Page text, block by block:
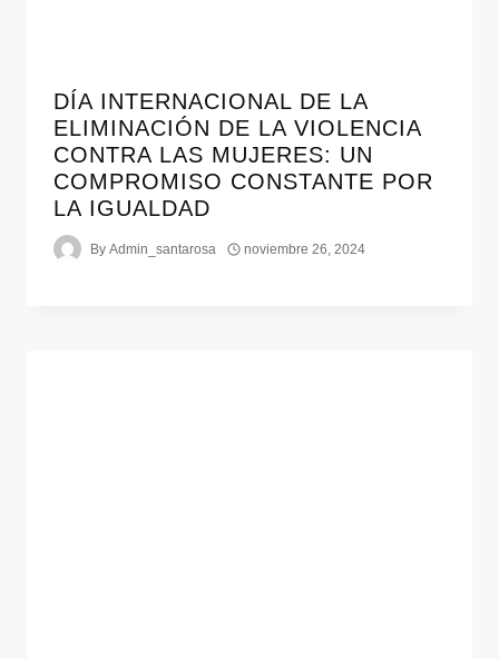
DÍA INTERNACIONAL DE LA
ELIMINACIÓN DE LA VIOLENCIA
CONTRA LAS MUJERES: UN
COMPROMISO CONSTANTE POR
LA IGUALDAD
By Admin_santarosa noviembre 26, 2024